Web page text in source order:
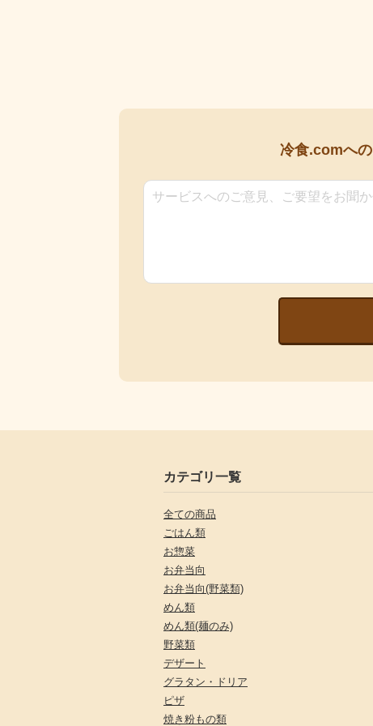
冷食.comへの
カテゴリ一覧
全ての商品
ごはん類
お惣菜
お弁当向
お弁当向(野菜類)
めん類
めん類(麺のみ)
野菜類
デザート
グラタン・ドリア
ピザ
焼き粉もの類